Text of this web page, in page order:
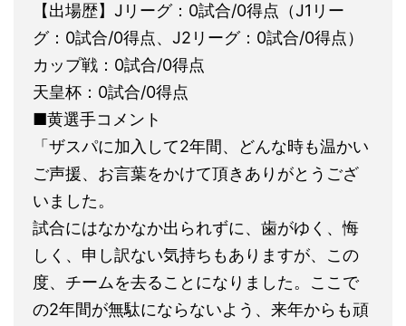
【出場歴】Jリーグ：0試合/0得点（J1リー
グ：0試合/0得点、J2リーグ：0試合/0得点）
カップ戦：0試合/0得点
天皇杯：0試合/0得点
■黄選手コメント
「ザスパに加入して2年間、どんな時も温かい
ご声援、お言葉をかけて頂きありがとうござ
いました。
試合にはなかなか出られずに、歯がゆく、悔
しく、申し訳ない気持ちもありますが、この
度、チームを去ることになりました。ここで
の2年間が無駄にならないよう、来年からも頑